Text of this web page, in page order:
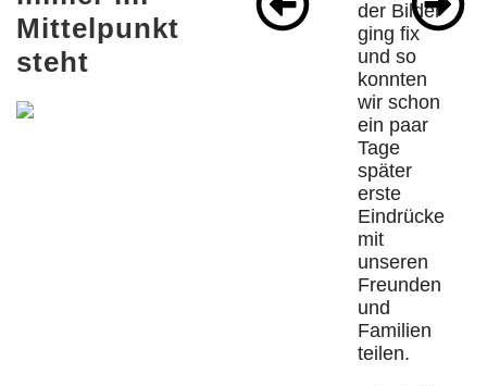
Mittelpunkt
steht
der Bilder
ging fix
und so
konnten
wir schon
ein paar
Tage
später
erste
Eindrücke
mit
unseren
Freunden
und
Familien
teilen.